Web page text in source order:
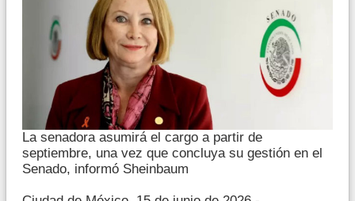
La senadora asumirá el cargo a partir de
septiembre, una vez que concluya su gestión en el
Senado, informó Sheinbaum